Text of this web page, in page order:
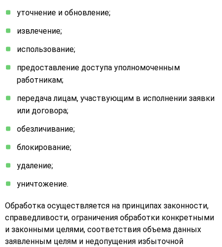
уточнение и обновление;
извлечение;
использование;
предоставление доступа уполномоченным
работникам;
передача лицам, участвующим в исполнении заявки
или договора;
обезличивание;
блокирование;
удаление;
уничтожение.
Обработка осуществляется на принципах законности,
справедливости, ограничения обработки конкретными
и законными целями, соответствия объема данных
заявленным целям и недопущения избыточной